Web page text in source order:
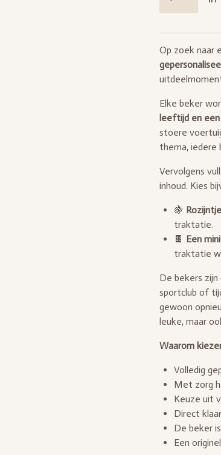
Op zoek naar
Elke beker
leeftijd en
stoere
thema, iedere
Vervolgens
inhoud. Kies
🍇
traktatie.
🍫 Een
traktatie
De bekers
sportclub of
gewoon
leuke, maar
Waarom
Volledig
Met zorg
Keuze uit
Direct
De beker
Een